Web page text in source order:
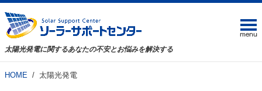
太陽光発電に関するあなたの不安とお悩みを解決する
HOME 太陽光発電